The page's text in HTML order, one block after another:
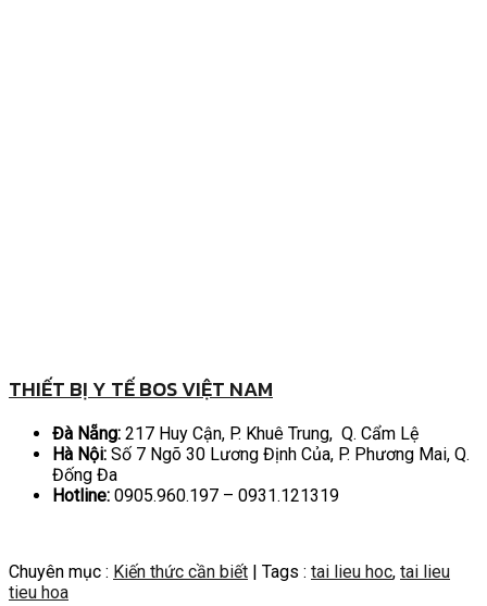
THIẾT BỊ Y TẾ BOS VIỆT NAM
Đà Nẵng: 217 Huy Cận, P. Khuê Trung, Q. Cẩm Lệ
Hà Nội: Số 7 Ngõ 30 Lương Định Của, P. Phương Mai, Q.
Đống Đa
Hotline: 0905.960.197 – 0931.121319
Chuyên mục : Kiến thức cần biết | Tags : tai lieu hoc, tai lieu
tieu hoa